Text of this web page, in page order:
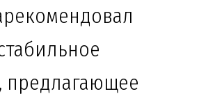
предлагающее